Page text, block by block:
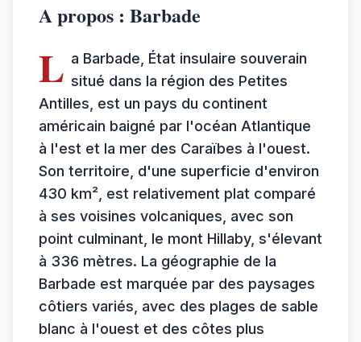
A propos : Barbade
L a Barbade, État insulaire souverain
situé dans la région des Petites
Antilles, est un pays du continent
américain baigné par l'océan Atlantique
à l'est et la mer des Caraïbes à l'ouest.
Son territoire, d'une superficie d'environ
430 km², est relativement plat comparé
à ses voisines volcaniques, avec son
point culminant, le mont Hillaby, s'élevant
à 336 mètres. La géographie de la
Barbade est marquée par des paysages
côtiers variés, avec des plages de sable
blanc à l'ouest et des côtes plus